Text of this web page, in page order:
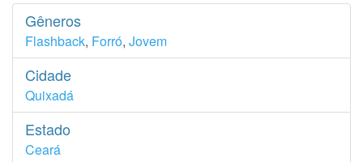
Gêneros
Flashback, Forró, Jovem
Cidade
Quixadá
Estado
Ceará